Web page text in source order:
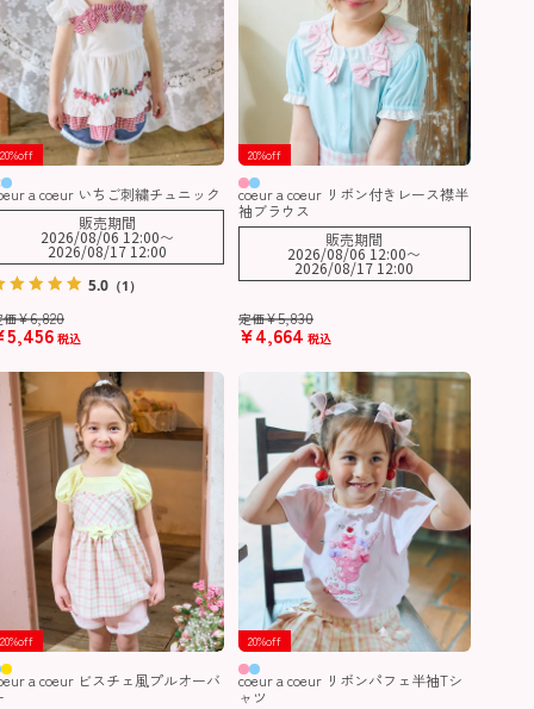
20%off
a coeur いちご刺繍チュニック
価¥6,820
5,456 税込
5.0 （1）
販売期間
2026/08/06 12:00〜
2026/08/17 12:00
20%off
coeur a coeur リボン付きレース襟半
袖ブラウス
定価¥5,830
¥4,664 税込
販売期間
2026/08/06 12:00〜
2026/08/17 12:00
20%off
a coeur ビスチェ風プルオーバ
20%off
coeur a coeur リボンパフェ半袖Tシ
ャツ